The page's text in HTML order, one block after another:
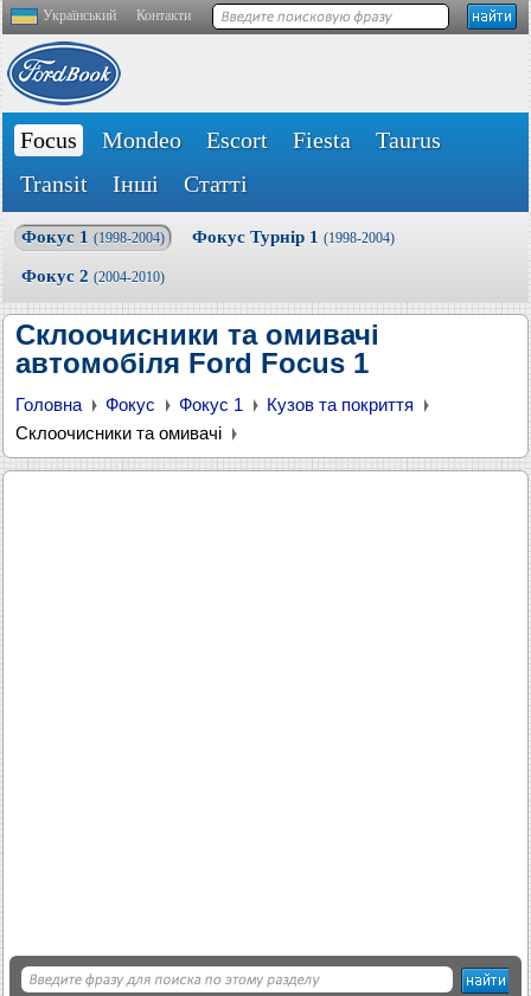
Український Контакти
Focus Mondeo Escort Fiesta
Taurus
Transit
Інші Статті
Фокус 1 (1998-2004) Фокус Турнір 1 (1998-2004)
Фокус 2 (2004-2010)
Склоочисники та омивачі
автомобіля Ford Focus 1
Головна Фокус Фокус 1
Кузов та покриття
Склоочисники та омивачі